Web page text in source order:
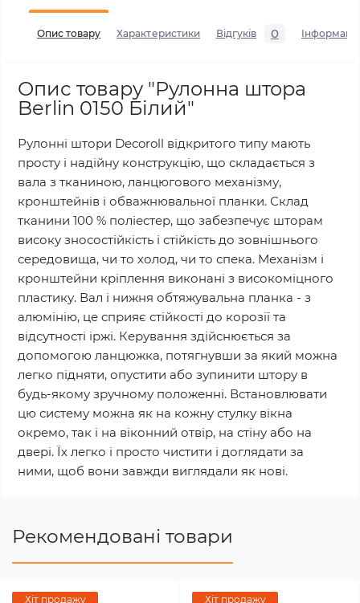
Опис товару Характеристики Відгуків 0 Інформація
Опис товару "Рулонна штора
Berlin 0150 Білий"
Рулонні штори Decoroll відкритого типу мають
просту і надійну конструкцію, що складається з
вала з тканиною, ланцюгового механізму,
кронштейнів і обважнювальної планки. Склад
тканини 100 % поліестер, що забезпечує шторам
високу зносостійкість і стійкість до зовнішнього
середовища, чи то холод, чи то спека. Механізм і
кронштейни кріплення виконані з високоміцного
пластику. Вал і нижня обтяжувальна планка - з
алюмінію, це сприяє стійкості до корозії та
відсутності іржі. Керування здійснюється за
допомогою ланцюжка, потягнувши за який можна
легко підняти, опустити або зупинити штору в
будь-якому зручному положенні. Встановлювати
цю систему можна як на кожну стулку вікна
окремо, так і на віконний отвір, на стіну або на
двері. Їх легко і просто чистити і доглядати за
ними, щоб вони завжди виглядали як нові.
Рекомендовані товари
Хіт продажу Хіт продажу